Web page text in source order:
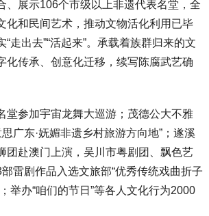
、展示106个市级以上非遗代表名堂，全
化和民间艺术，推动文物活化利用已毕
走出去”“活起来”。承载着族群归来的文
化传承、创意化迁移，续写陈腐武艺确
堂参加宇宙龙舞大巡游；茂德公大不雅
广东·妩媚非遗乡村旅游方向地”；遂溪
团赴澳门上演，吴川市粤剧团、飘色艺
雷剧作品入选文旅部“优秀传统戏曲折子
举办“咱们的节日”等各人文化行为2000